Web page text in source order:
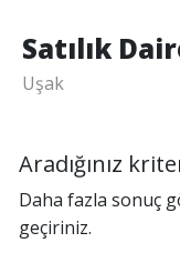
Satılık
Uşak
Aradığınız
Daha fazla sonuç
geçiriniz.